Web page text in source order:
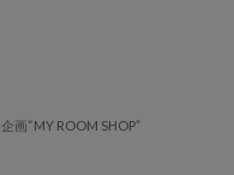
画“MY ROOM SHOP”